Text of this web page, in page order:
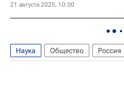
21 августа 2025, 10:00
Наука Общество Россия